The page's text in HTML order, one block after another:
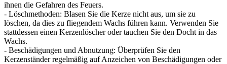
ihnen die Gefahren des Feuers.
- Löschmethoden: Blasen Sie die Kerze nicht aus, um sie zu
löschen, da dies zu fliegendem Wachs führen kann. Verwenden Sie
stattdessen einen Kerzenlöscher oder tauchen Sie den Docht in das
Wachs.
- Beschädigungen und Abnutzung: Überprüfen Sie den
Kerzenständer regelmäßig auf Anzeichen von Beschädigungen oder